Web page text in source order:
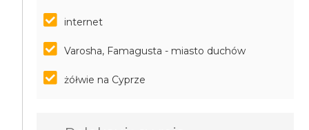
internet
Varosha, Famagusta - miasto duchów
żółwie na Cyprze